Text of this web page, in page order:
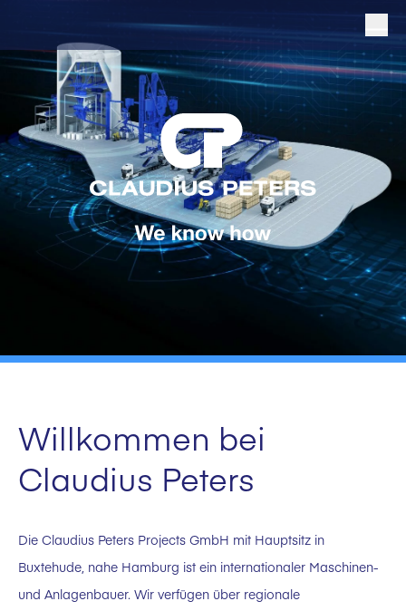
Willkommen bei
Claudius Peters
Die Claudius Peters Projects GmbH mit Hauptsitz in
Buxtehude, nahe Hamburg ist ein internationaler Maschinen-
und Anlagenbauer. Wir verfügen über regionale